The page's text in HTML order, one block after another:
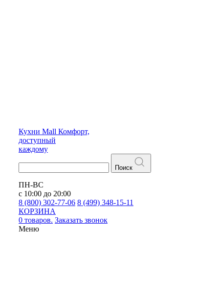
Кухни Mall Комфорт,
доступный
каждому
Поиск
ПН-ВС
с 10:00 до 20:00
8 (800) 302-77-06 8 (499) 348-15-11
КОРЗИНА
0 товаров. Заказать звонок
Меню